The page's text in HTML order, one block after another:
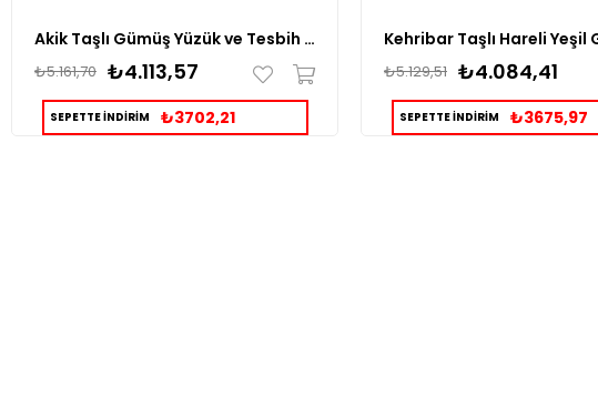
Akik Taşlı Gümüş Yüzük ve Tesbih Kombin
₺4.113,57
₺5.161,70
SEPETTE İNDİRİM ₺3702,21
₺4.084,41
₺5.129,51
SEPETTE İNDİRİM ₺3675,97